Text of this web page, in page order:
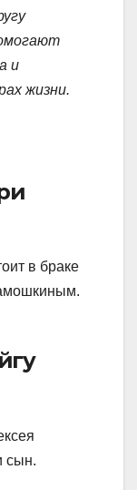
и
жизни.
в браке
сын.